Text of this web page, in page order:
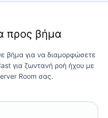
προς βήμα
βήμα για να διαμορφώσετε
για ζωντανή ροή ήχου με
Room σας.